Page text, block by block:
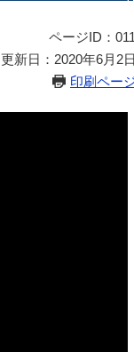
ページID：
更新日：2020年6月2
印刷ペー